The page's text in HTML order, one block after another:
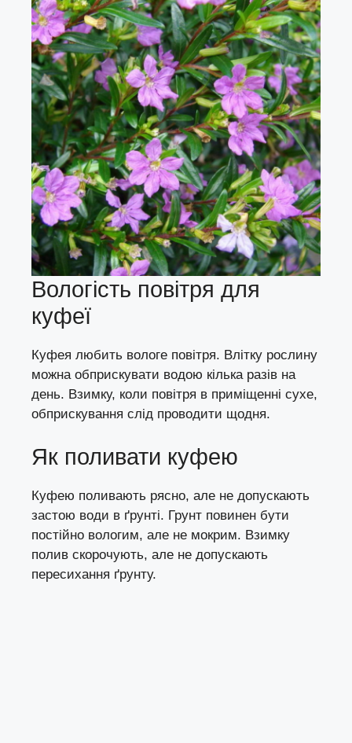
Вологість повітря для
куфеї
Куфея любить вологе повітря. Влітку рослину
можна обприскувати водою кілька разів на
день. Взимку, коли повітря в приміщенні сухе,
обприскування слід проводити щодня.
Як поливати куфею
Куфею поливають рясно, але не допускають
застою води в ґрунті. Грунт повинен бути
постійно вологим, але не мокрим. Взимку
полив скорочують, але не допускають
пересихання ґрунту.